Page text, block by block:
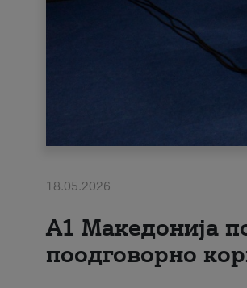
18.05.2026
A1 Македонија
поодговорно